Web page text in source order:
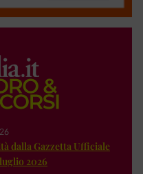
dalla Gazzetta Ufficiale
2026